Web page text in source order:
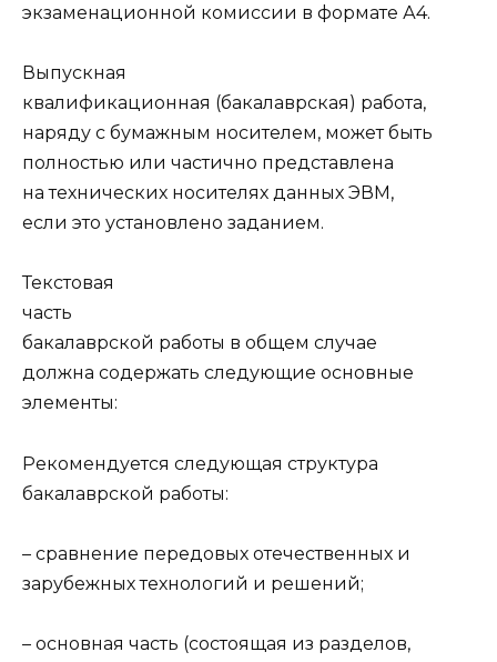
экзаменационной комиссии в формате А4.
Выпускная
квалификационная (бакалаврская) работа,
наряду с бумажным носителем, может быть
полно­стью или частично представлена
на технических носителях данных ЭВМ,
если это установлено заданием.
Текстовая
часть
бакалаврской работы в общем случае
должна содержать следующие основные
элементы:
Рекомендуется следующая структура
бакалаврской работы:
– сравнение передовых отечественных и
зарубежных технологий и решений;
– основная часть (состоящая из разделов,